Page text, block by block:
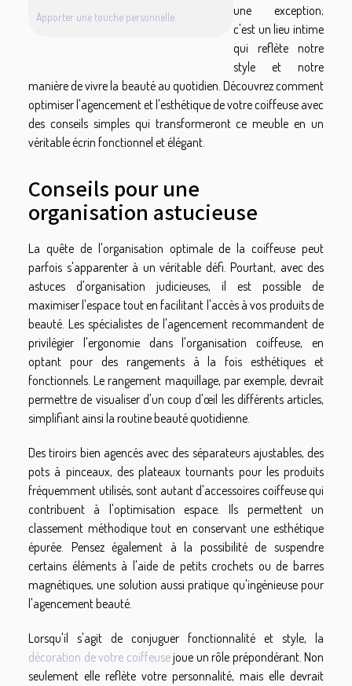
Apporter une touche personnelle
une exception;
c'est un lieu intime
qui reflète notre
style et notre
manière de vivre la beauté au quotidien. Découvrez comment
optimiser l'agencement et l'esthétique de votre coiffeuse avec
des conseils simples qui transformeront ce meuble en un
véritable écrin fonctionnel et élégant.
Conseils pour une
organisation astucieuse
La quête de l'organisation optimale de la coiffeuse peut
parfois s'apparenter à un véritable défi. Pourtant, avec des
astuces d'organisation judicieuses, il est possible de
maximiser l'espace tout en facilitant l'accès à vos produits de
beauté. Les spécialistes de l'agencement recommandent de
privilégier l'ergonomie dans l'organisation coiffeuse, en
optant pour des rangements à la fois esthétiques et
fonctionnels. Le rangement maquillage, par exemple, devrait
permettre de visualiser d'un coup d'œil les différents articles,
simplifiant ainsi la routine beauté quotidienne.
Des tiroirs bien agencés avec des séparateurs ajustables, des
pots à pinceaux, des plateaux tournants pour les produits
fréquemment utilisés, sont autant d'accessoires coiffeuse qui
contribuent à l'optimisation espace. Ils permettent un
classement méthodique tout en conservant une esthétique
épurée. Pensez également à la possibilité de suspendre
certains éléments à l'aide de petits crochets ou de barres
magnétiques, une solution aussi pratique qu'ingénieuse pour
l'agencement beauté.
Lorsqu'il s'agit de conjuguer fonctionnalité et style, la
décoration de votre coiffeusejoue un rôle prépondérant. Non
seulement elle reflète votre personnalité, mais elle devrait